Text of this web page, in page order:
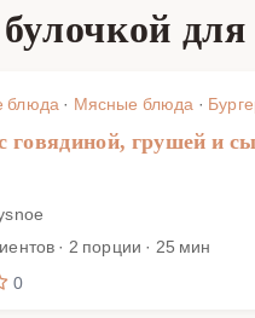
для
блюда · Мясные блюда ·
говядиной, грушей и
· 2 порции · 25 мин
0